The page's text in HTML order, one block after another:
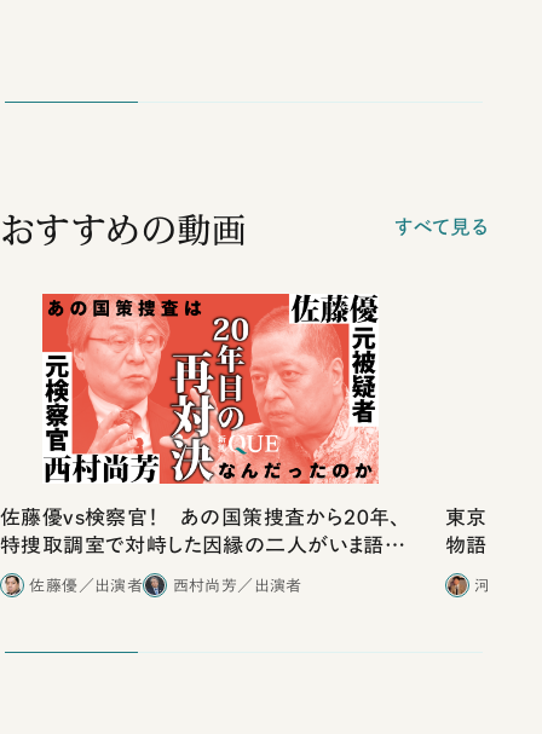
おすすめの動画 すべて見る
佐藤優vs検察官！ あの国策捜査から20年、
特捜取調室で対峙した因縁の二人がいま語り
合ったこと
佐藤優／出演者 西村尚芳／出演者
東京は都
物語」に
河野有